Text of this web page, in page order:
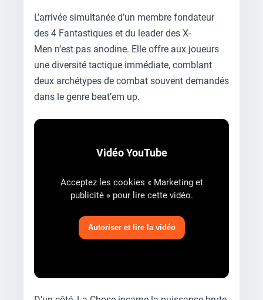
L’arrivée simultanée d’un membre fondateur
des 4 Fantastiques et du leader des X-
Men n’est pas anodine. Elle offre aux joueurs
une diversité tactique immédiate, comblant
deux archétypes de combat souvent demandés
dans le genre beat’em up.
Vidéo YouTube
Acceptez les cookies « Marketing et
publicité » pour lire cette vidéo.
Autoriser et lire la vidéo